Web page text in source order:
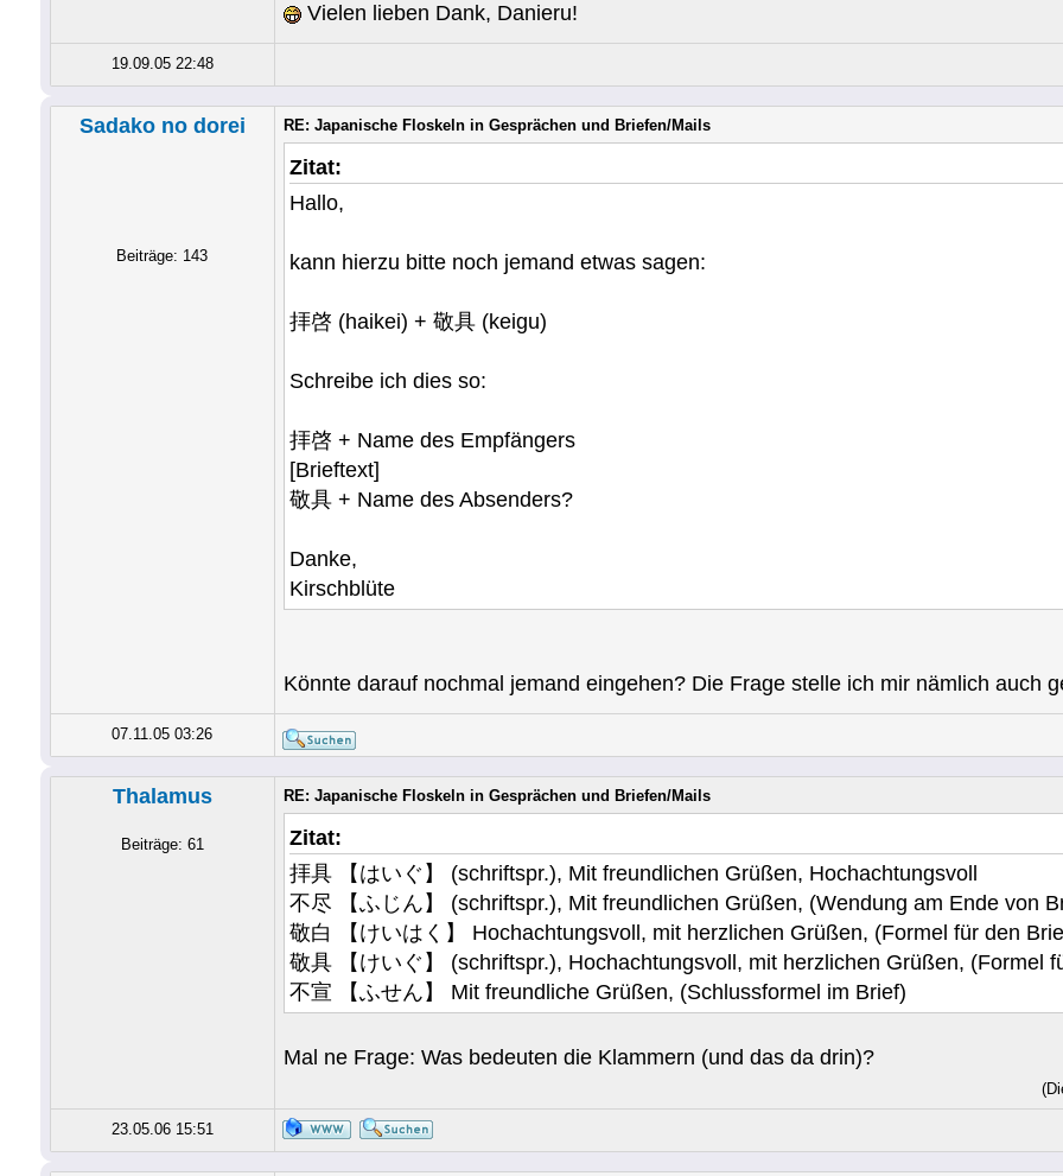
Vielen lieben Dank, Danieru!
19.09.05 22:48
Sadako no dorei
Beiträge: 143
RE: Japanische Floskeln in Gesprächen und Briefen/Mails
Zitat:
Hallo,
kann hierzu bitte noch jemand etwas sagen:
拝啓 (haikei) + 敬具 (keigu)
Schreibe ich dies so:
拝啓 + Name des Empfängers
[Brieftext]
敬具 + Name des Absenders?
Danke,
Kirschblüte
Könnte darauf nochmal jemand eingehen? Die Frage stelle ich mir nämlich auch
07.11.05 03:26
Thalamus
Beiträge: 61
RE: Japanische Floskeln in Gesprächen und Briefen/Mails
Zitat:
拝具 【はいぐ】 (schriftspr.), Mit freundlichen Grüßen, Hochachtungsvoll
不尽 【ふじん】 (schriftspr.), Mit freundlichen Grüßen, (Wendung am Ende von
敬白 【けいはく】 Hochachtungsvoll, mit herzlichen Grüßen, (Formel für den
敬具 【けいぐ】 (schriftspr.), Hochachtungsvoll, mit herzlichen Grüßen, (Formel
不宣 【ふせん】 Mit freundliche Grüßen, (Schlussformel im Brief)
Mal ne Frage: Was bedeuten die Klammern (und das da drin)?
23.05.06 15:51